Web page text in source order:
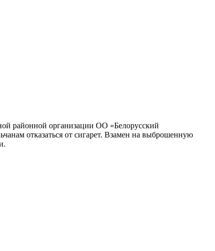
районной организации ОО «Белорусский
отказаться от сигарет. Взамен на выброшенную